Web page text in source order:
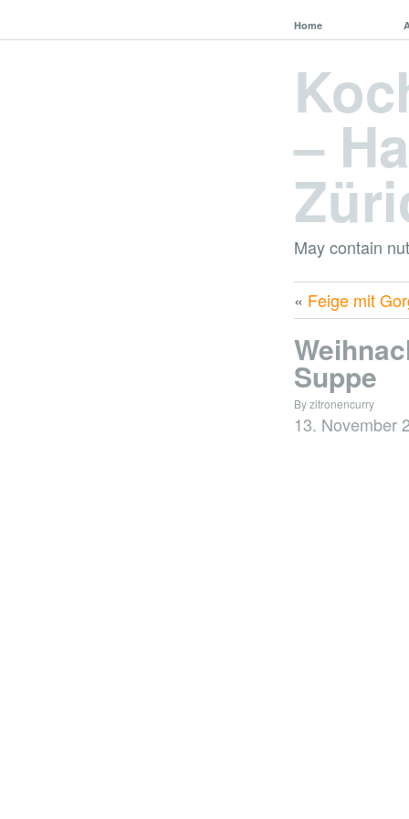
Home
–
May contain
« Feige mit
Suppe
By zitronencurry
13. November